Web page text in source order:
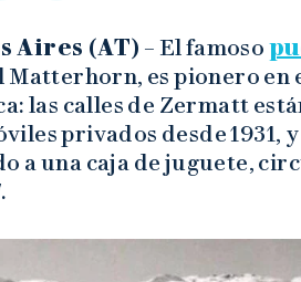
Aires (AT) – El famoso
Matterhorn, es pionero en
las calles de Zermatt
privados desde 1931,
a una caja de juguete,